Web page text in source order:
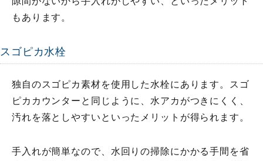
もあります。
スゴピカ水栓
独自のスゴピカ素材を使用した水栓にあります。スゴ
ピカカウンターと同じように、水アカがつきにくく、
汚れを落としやすいといったメリットが得られます。
手入れが簡単なので、水回りの掃除にかかる手間を省